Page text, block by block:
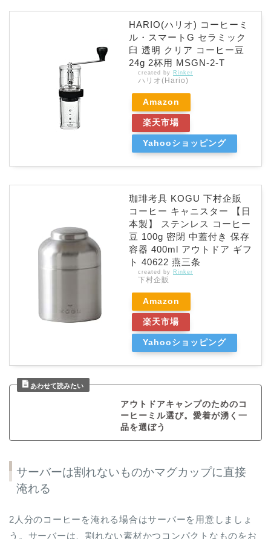
HARIO(ハリオ) コーヒーミ
ル・スマートG セラミック
臼 透明 クリア コーヒー豆
24g 2杯用 MSGN-2-T
created by Rinker
ハリオ(Hario)
Amazon
楽天市場
Yahooショッピング
珈琲考具 KOGU 下村企販
コーヒー キャニスター 【日
本製】 ステンレス コーヒー
豆 100g 密閉 中蓋付き 保存
容器 400ml アウトドア ギフ
ト 40622 燕三条
created by Rinker
下村企販
Amazon
楽天市場
Yahooショッピング
アウトドアキャンプのためのコ
ーヒーミル選び。愛着が湧く一
品を選ぼう
サーバーは割れないものかマグカップに直接
淹れる
2人分のコーヒーを淹れる場合はサーバーを用意しましょ
う。サーバーは、割れない素材かつコンパクトなものをお